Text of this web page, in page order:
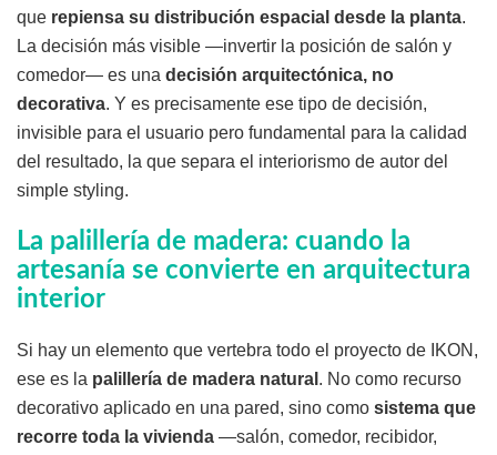
que repiensa su distribución espacial desde la planta.
La decisión más visible —invertir la posición de salón y
comedor— es una decisión arquitectónica, no
decorativa. Y es precisamente ese tipo de decisión,
invisible para el usuario pero fundamental para la calidad
del resultado, la que separa el interiorismo de autor del
simple styling.
La palillería de madera: cuando la
artesanía se convierte en arquitectura
interior
Si hay un elemento que vertebra todo el proyecto de IKON,
ese es la palillería de madera natural . No como recurso
decorativo aplicado en una pared, sino como sistema que
recorre toda la vivienda —salón, comedor, recibidor,